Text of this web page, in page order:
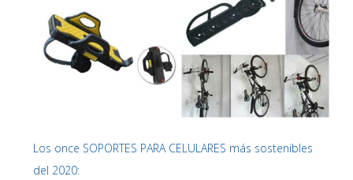
Los once SOPORTES PARA CELULARES más sostenibles
del 2020: